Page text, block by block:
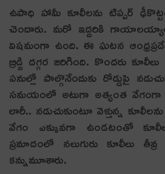
ఉపాధి హామీ కూలీలను టిప్పర్
చెందారు. మరో ఇద్దరికి
విషమంగా ఉంది. ఈ ఘటన
బ్రిడ్జి దగ్గర జరిగింది. కొందరు
పనుల్లో పాల్గొనేందుకు రోడ్డుపై
సమయంలో అటుగా అత్యంత వేగంగా
లారీ.. నడుచుకుంటూ వెళ్తున్న
వేగం ఎక్కువగా ఉండటంతో
ప్రమాదంలో నలుగురు కూలీలు తీవ్ర
కన్నుమూశారు.